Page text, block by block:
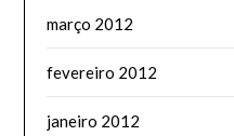
março 2012
fevereiro 2012
janeiro 2012